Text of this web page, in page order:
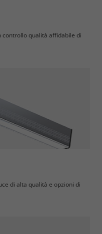
controllo qualità affidabile di
di alta qualità e opzioni di